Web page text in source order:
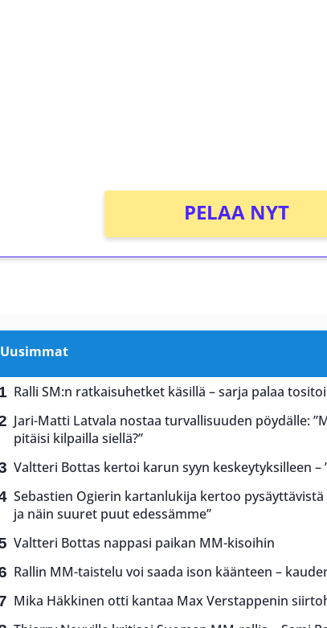
PELAA NYT
Uusimmat
Ralli SM:n ratkaisuhetket käsillä – sarja palaa
Jari-Matti Latvala nostaa turvallisuuden pöydälle:
pitäisi kilpailla siellä?”
Valtteri Bottas kertoi karun syyn keskeytyksilleen –
Sebastien Ogierin kartanlukija kertoo
ja näin suuret puut edessämme”
Valtteri Bottas nappasi paikan MM-kisoihin
Rallin MM-taistelu voi saada ison käänteen –
Mika Häkkinen otti kantaa Max Verstappenin